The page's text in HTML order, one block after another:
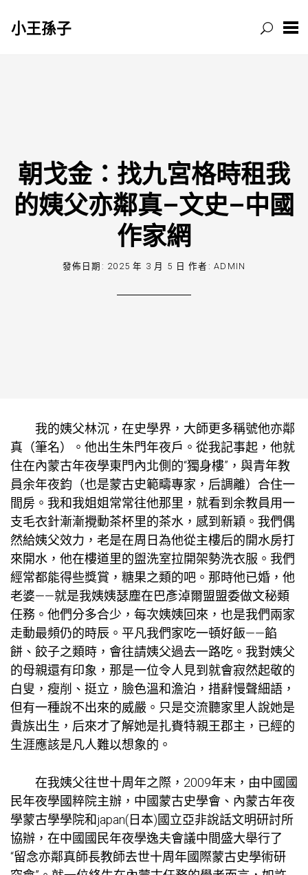
小王孫子
朝戈金：找九宮格時租我
的姨父亦鄰真–文史–中國
作家網
發佈日期: 2025 年 3 月 5 日 作者:ADMIN
我的姨父林沉，在史學界，大師更多稱號他亦鄰
真（筆名）。他出生朱門年夜戶。從我記事起，他就
住在內蒙古年夜學東門內北側的“獨身樓”，與青年教
員余年夜鈞（也是蒙古史範疇專家，后調離）合住一
間房。我和我姐姐常常往他那里，就看到余教員用一
支毛衣針漸漸攪動茶杯里的茶水，感到新穎。我們偶
然給姨父效力，老是在周日為他從主樓后的開水房打
來開水，他在樓道里的盥洗室拉開架勢洗衣服。我們
經常都能得些獎賞，糖果之類的吧。那時他已婚，他
老婆——就是我姨姨瑟塵在巴彥淖爾盟盟委做文秘類
任務。他們分多合少，每次姨姨回來，也是我們兩家
走動最頻仍的時辰。平凡我們家吃一頓好飯——餡
餅、餃子之類時，會往請姨父過去一路吃。我對姨父
的母親還有印象，那是一位令人見到就會寂然起敬的
白叟，瘦削、挺立，臉色溫和澹泊，措辭慢聲細語，
但有一種說不出來的威嚴。只是交流聽家里人說她是
貴族出生，后來才了解她是扎賚特親王郡主，已經的
生涯應該是凡人難以想象的。
在我姨父往世十周年之際，2009年末，由中國國
民年夜學國粹院主辦，中國蒙古史學會、內蒙古年夜
學蒙古學學院和japan(日本)國立亞非說話文明研討所
協辦，在中國國民年夜學逸夫會議中間盛大舉行了
“留念亦鄰真師長教師去世十周年國際蒙古史學術研